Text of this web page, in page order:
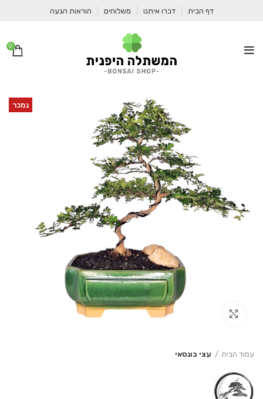
דף הבית דברו איתנו משלוחים הוראות הגעה
0
נמכר
Click to enlarge
עמוד הבית עצי בונסאי